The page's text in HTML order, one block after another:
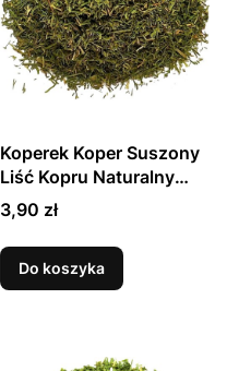
Koperek Koper Suszony
Liść Kopru Naturalny
30g SKWORCU
Cena
3,90 zł
Do koszyka